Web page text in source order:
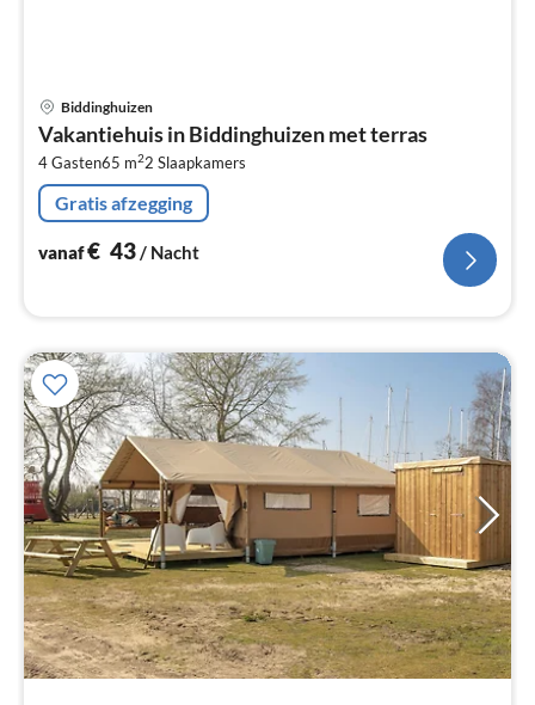
Biddinghuizen
Vakantiehuis in Biddinghuizen met terras
4 Gasten65 m22 Slaapkamers
Gratis afzegging
vanaf€ 43/ Nacht